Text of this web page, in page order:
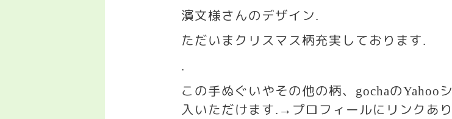
濱文様さんのデザイン.
ただいまクリスマス柄充実しております.
.
この手ぬぐいやその他の柄、 gochaのYahoo
入いただけます.→ プロフィールにリンクあ